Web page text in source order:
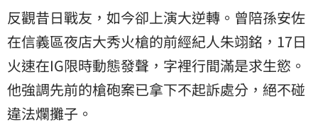
反觀昔日戰友，如今卻上演大逆轉。曾陪孫安佐
在信義區夜店大秀火槍的前經紀人朱翊銘，17日
火速在IG限時動態發聲，字裡行間滿是求生慾。
他強調先前的槍砲案已拿下不起訴處分，絕不碰
違法爛攤子。